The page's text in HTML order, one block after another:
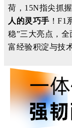
荷，15N指尖抓
人的灵巧手 ！ F1
稳”三大亮点 ， 全
富经验积淀与技